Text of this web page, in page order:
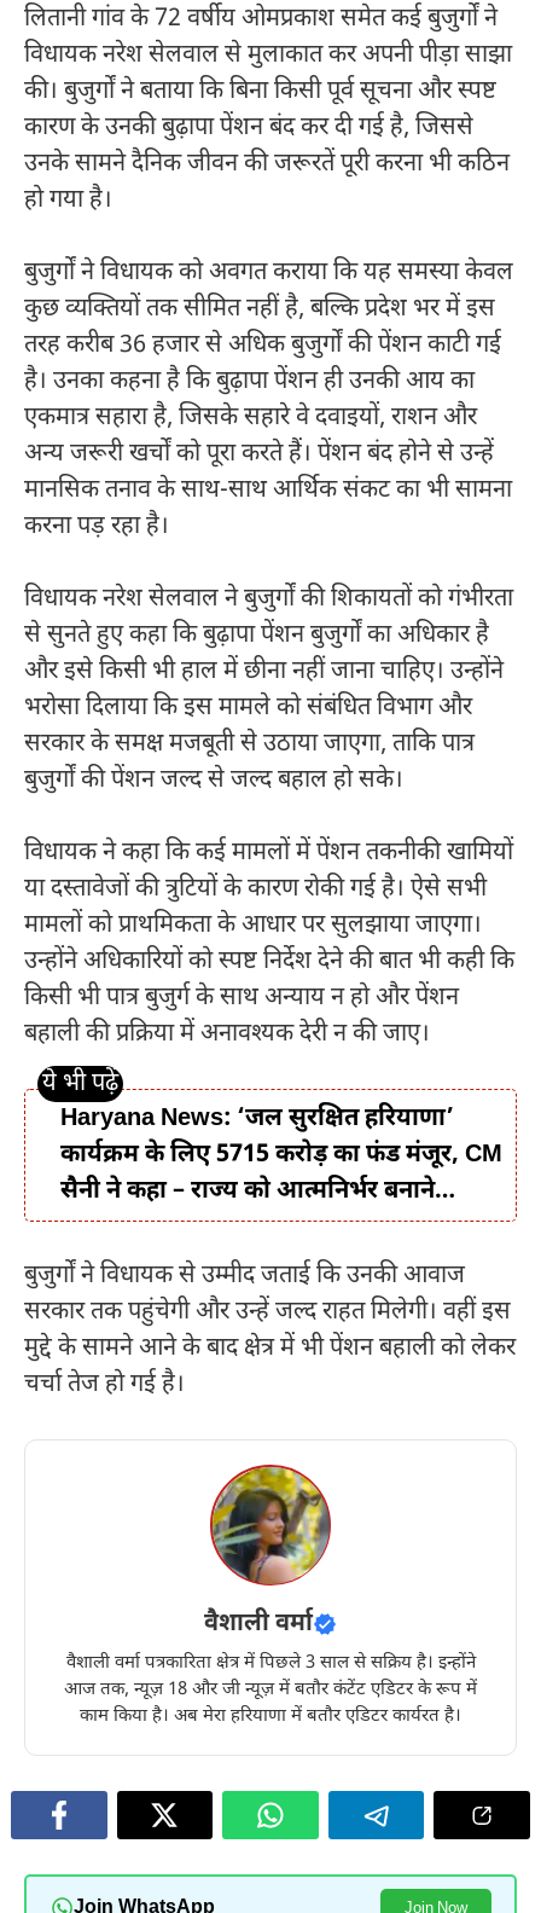
लितानी गांव के 72 वर्षीय ओमप्रकाश समेत कई बुजुर्गों ने
विधायक नरेश सेलवाल से मुलाकात कर अपनी पीड़ा साझा
की। बुजुर्गों ने बताया कि बिना किसी पूर्व सूचना और स्पष्ट
कारण के उनकी बुढ़ापा पेंशन बंद कर दी गई है, जिससे
उनके सामने दैनिक जीवन की जरूरतें पूरी करना भी कठिन
हो गया है।
बुजुर्गों ने विधायक को अवगत कराया कि यह समस्या केवल
कुछ व्यक्तियों तक सीमित नहीं है, बल्कि प्रदेश भर में इस
तरह करीब 36 हजार से अधिक बुजुर्गों की पेंशन काटी गई
है। उनका कहना है कि बुढ़ापा पेंशन ही उनकी आय का
एकमात्र सहारा है, जिसके सहारे वे दवाइयों, राशन और
अन्य जरूरी खर्चों को पूरा करते हैं। पेंशन बंद होने से उन्हें
मानसिक तनाव के साथ-साथ आर्थिक संकट का भी सामना
करना पड़ रहा है।
विधायक नरेश सेलवाल ने बुजुर्गों की शिकायतों को गंभीरता
से सुनते हुए कहा कि बुढ़ापा पेंशन बुजुर्गों का अधिकार है
और इसे किसी भी हाल में छीना नहीं जाना चाहिए। उन्होंने
भरोसा दिलाया कि इस मामले को संबंधित विभाग और
सरकार के समक्ष मजबूती से उठाया जाएगा, ताकि पात्र
बुजुर्गों की पेंशन जल्द से जल्द बहाल हो सके।
विधायक ने कहा कि कई मामलों में पेंशन तकनीकी खामियों
या दस्तावेजों की त्रुटियों के कारण रोकी गई है। ऐसे सभी
मामलों को प्राथमिकता के आधार पर सुलझाया जाएगा।
उन्होंने अधिकारियों को स्पष्ट निर्देश देने की बात भी कही कि
किसी भी पात्र बुजुर्ग के साथ अन्याय न हो और पेंशन
बहाली की प्रक्रिया में अनावश्यक देरी न की जाए।
Haryana News: ‘जल सुरक्षित हरियाणा’
कार्यक्रम के लिए 5715 करोड़ का फंड मंजूर, CM
सैनी ने कहा – राज्य को आत्मनिर्भर बनाने…
बुजुर्गों ने विधायक से उम्मीद जताई कि उनकी आवाज
सरकार तक पहुंचेगी और उन्हें जल्द राहत मिलेगी। वहीं इस
मुद्दे के सामने आने के बाद क्षेत्र में भी पेंशन बहाली को लेकर
चर्चा तेज हो गई है।
वैशाली वर्मा
वैशाली वर्मा पत्रकारिता क्षेत्र में पिछले 3 साल से सक्रिय है। इन्होंने
आज तक, न्यूज़ 18 और जी न्यूज़ में बतौर कंटेंट एडिटर के रूप में
काम किया है। अब मेरा हरियाणा में बतौर एडिटर कार्यरत है।
Join Now